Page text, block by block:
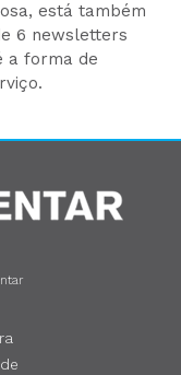
está também
6 newsletters
a forma de